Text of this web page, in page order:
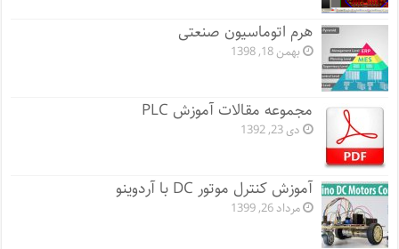
هرم اتوماسیون صنعتی
بهمن 18, 1398
مجموعه مقالات آموزش PLC
دی 23, 1392
آموزش کنترل موتور DC با آردوینو
مرداد 26, 1399